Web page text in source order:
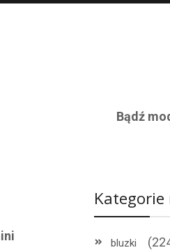
Bądź
bluzki